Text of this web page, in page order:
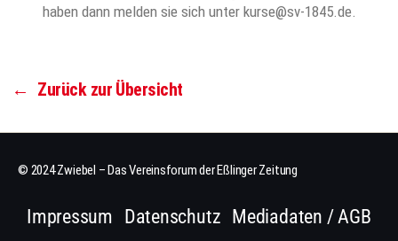
haben dann melden sie sich unter kurse@sv-1845.de.
← Zurück zur Übersicht
© 2024 Zwiebel – Das Vereinsforum der Eßlinger Zeitung
Impressum Datenschutz Mediadaten / AGB